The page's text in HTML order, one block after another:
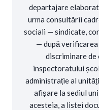
departajare
urma consultării
sociali — sindicate,
— după
discriminare
inspectoratului
administrație al
afișare la sediul
acesteia, a listei